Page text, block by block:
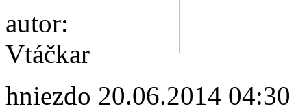
autor:
Vtáčkar
hniezdo 20.06.2014 04:30